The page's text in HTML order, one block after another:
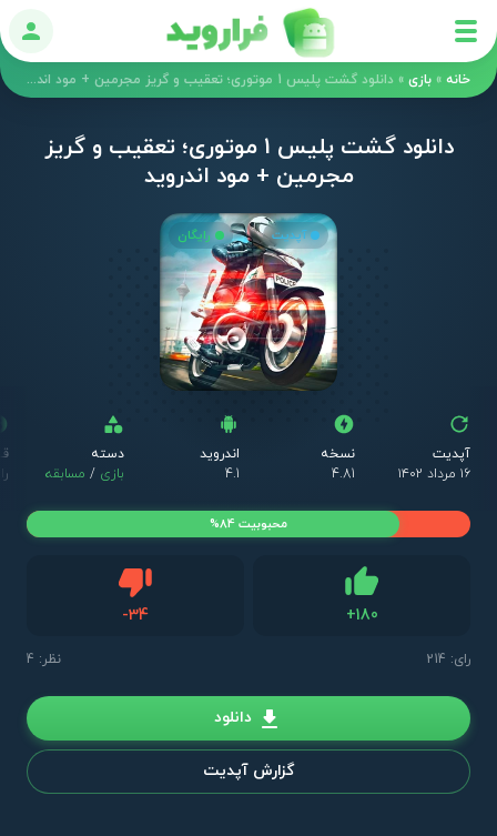
ورود
خانه » بازی » دانلود گشت پلیس 1 موتوری؛ تعقیب و گریز مجرمین + مود اندروید
دانلود گشت پلیس 1 موتوری؛ تعقیب و گریز
مجرمین + مود اندروید
آپدیت رایگان
آپدیت
۱۶ مرداد ۱۴۰۲
نسخه
4.81
اندروید
4.1
دسته
بازی / مسابقه
+180
-34دیس لایک
رای: 214 نظر: 4
محبوبیت 84%
دانلود
گزارش آپدیت